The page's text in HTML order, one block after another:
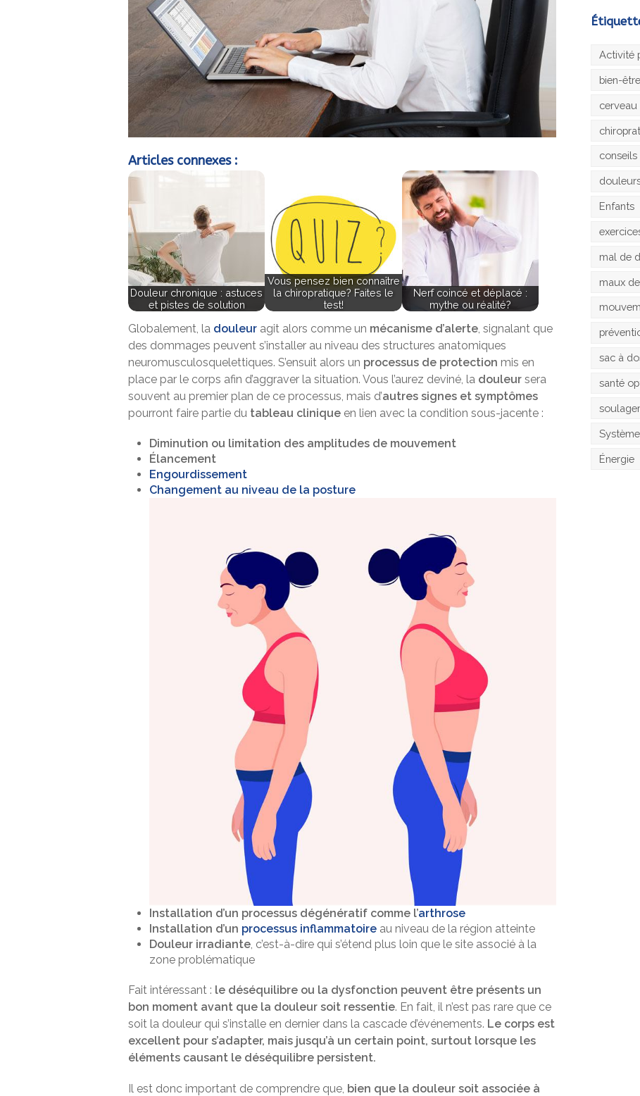
Articles connexes :
Douleur chronique : astuces
et pistes de solution
Vous pensez bien connaître
la chiropratique? Faites le
test!
Nerf coincé et déplacé :
mythe ou réalité?
Globalement, la douleur agit alors comme un mécanisme d’alerte , signalant que
des dommages peuvent s’installer au niveau des structures anatomiques
neuromusculosquelettiques. S’ensuit alors un processus de protection mis en
place par le corps afin d’aggraver la situation. Vous l’aurez deviné, la douleur sera
souvent au premier plan de ce processus, mais d’autres signes et symptômes
pourront faire partie du tableau clinique en lien avec la condition sous-jacente :
Diminution ou limitation des amplitudes de mouvement
Élancement
Engourdissement
Changement au niveau de la posture
Installation d’un processus dégénératif comme l’arthrose
Installation d’un processus inflammatoire au niveau de la région atteinte
Douleur irradiante , c’est-à-dire qui s’étend plus loin que le site associé à la
zone problématique
Fait intéressant : le déséquilibre ou la dysfonction peuvent être présents un
bon moment avant que la douleur soit ressentie. En fait, il n’est pas rare que ce
soit la douleur qui s’installe en dernier dans la cascade d’événements. Le corps est
excellent pour s’adapter, mais jusqu’à un certain point, surtout lorsque les
éléments causant le déséquilibre persistent.
Il est donc important de comprendre que, bien que la douleur soit associée à
Activité
bien-être
cerveau
conseils
Enfants
mal de
maux
sac à
santé
Énergie